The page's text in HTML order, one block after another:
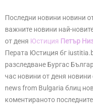
Последни новини новини
важните новини най-
от деня Юстиция Петър
Перата Юстиция бг
разследване Бургас
час новини от деня
news from Bulgaria блиц
коментираното